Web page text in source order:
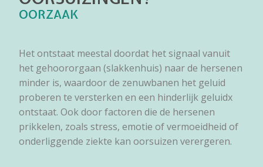
OORZAAK
Het ontstaat meestal doordat het signaal vanuit
het gehoororgaan (slakkenhuis) naar de hersenen
minder is, waardoor de zenuwbanen het geluid
proberen te versterken en een hinderlijk geluidx
ontstaat. Ook door factoren die de hersenen
prikkelen, zoals stress, emotie of vermoeidheid of
onderliggende ziekte kan oorsuizen verergeren.